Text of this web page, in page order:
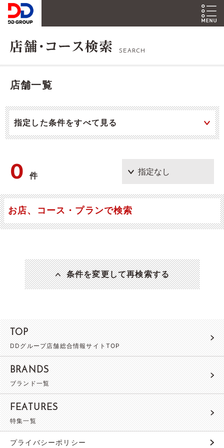
SEARCH
店舗一覧
指定した条件をすべて見る
0件
お店、コース・プランで検索
条件を変更して再検索する
TOP
DDグループ店舗総合情報サイトTOP
BRANDS
ブランド一覧
FEATURES
特集一覧
プライバシーポリシー